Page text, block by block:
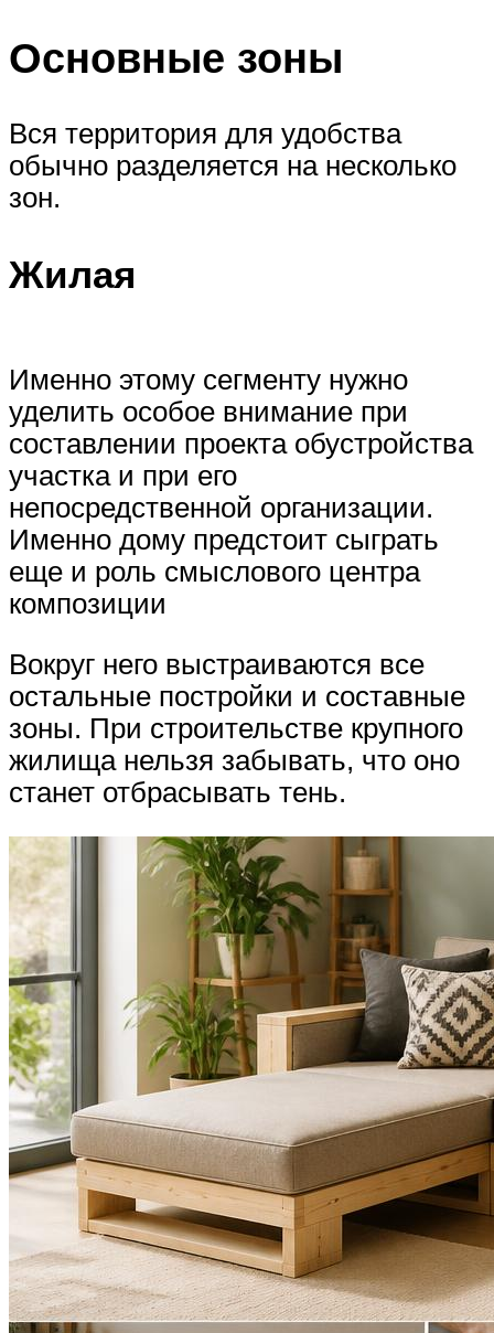
Основные зоны
Вся территория для удобства
обычно разделяется на несколько
зон.
Жилая
Именно этому сегменту нужно
уделить особое внимание при
составлении проекта обустройства
участка и при его
непосредственной организации.
Именно дому предстоит сыграть
еще и роль смыслового центра
композиции
Вокруг него выстраиваются все
остальные постройки и составные
зоны. При строительстве крупного
жилища нельзя забывать, что оно
станет отбрасывать тень.